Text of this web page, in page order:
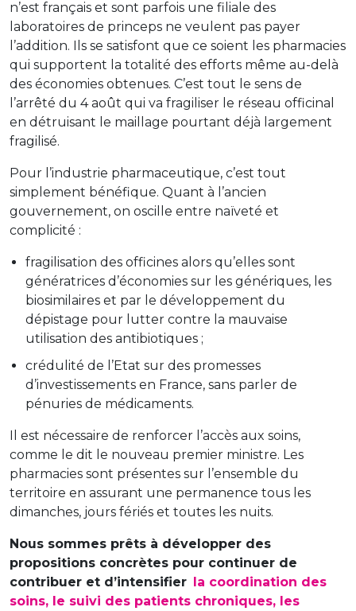
n’est français et sont parfois une filiale des
laboratoires de princeps ne veulent pas payer
l’addition. Ils se satisfont que ce soient les pharmacies
qui supportent la totalité des efforts même au-delà
des économies obtenues. C’est tout le sens de
l’arrêté du 4 août qui va fragiliser le réseau officinal
en détruisant le maillage pourtant déjà largement
fragilisé.
Pour l’industrie pharmaceutique, c’est tout
simplement bénéfique. Quant à l’ancien
gouvernement, on oscille entre naïveté et
complicité :
fragilisation des officines alors qu’elles sont
génératrices d’économies sur les génériques, les
biosimilaires et par le développement du
dépistage pour lutter contre la mauvaise
utilisation des antibiotiques ;
crédulité de l’Etat sur des promesses
d’investissements en France, sans parler de
pénuries de médicaments.
Il est nécessaire de renforcer l’accès aux soins,
comme le dit le nouveau premier ministre. Les
pharmacies sont présentes sur l’ensemble du
territoire en assurant une permanence tous les
dimanches, jours fériés et toutes les nuits.
Nous sommes prêts à développer des
propositions concrètes pour continuer de
contribuer et d’intensifier la coordination des
soins, le suivi des patients chroniques, les